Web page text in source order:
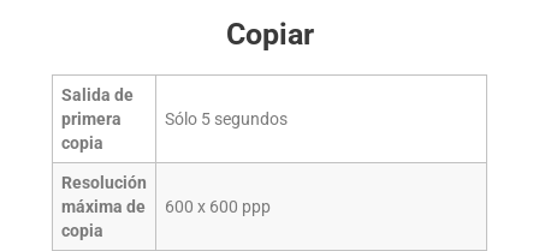
Copiar
Salida de
primera
copia
Sólo 5 segundos
Resolución
máxima de
copia
600 x 600 ppp